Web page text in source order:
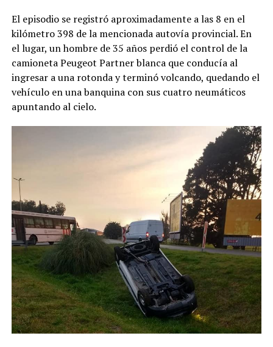
El episodio se registró aproximadamente a las 8 en el
kilómetro 398 de la mencionada autovía provincial. En
el lugar, un hombre de 35 años perdió el control de la
camioneta Peugeot Partner blanca que conducía al
ingresar a una rotonda y terminó volcando, quedando el
vehículo en una banquina con sus cuatro neumáticos
apuntando al cielo.